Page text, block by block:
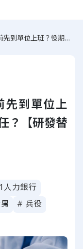
研替役男能否在入營前先到單位上班？役期結束後能否留任？【研發替代役FAQ】
先到單位上
？【研發替
力銀行
# 兵役